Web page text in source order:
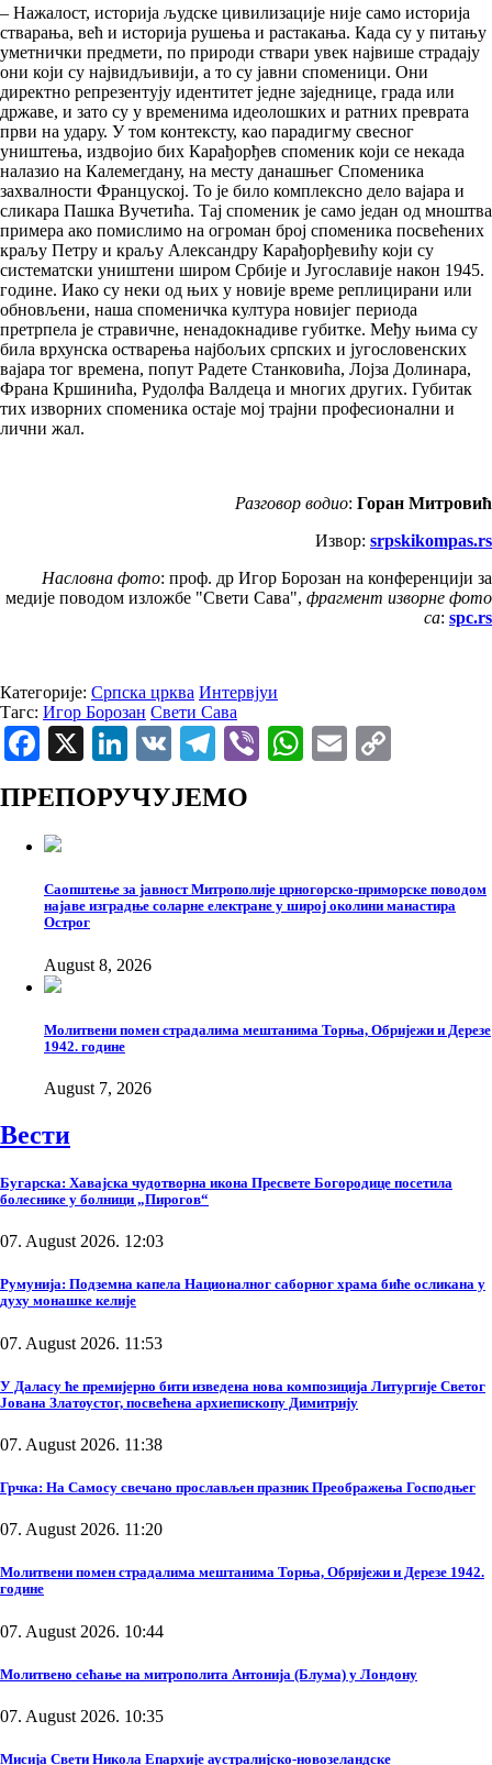
– Нажалост, историја људске цивилизације није само историја
стварања, већ и историја рушења и растакања. Када су у питању
уметнички предмети, по природи ствари увек највише страдају
они који су највидљивији, а то су јавни споменици. Они
директно репрезентују идентитет једне заједнице, града или
државе, и зато су у временима идеолошких и ратних преврата
први на удару. У том контексту, као парадигму свесног
уништења, издвојио бих Карађорђев споменик који се некада
налазио на Калемегдану, на месту данашњег Споменика
захвалности Француској. То је било комплексно дело вајара и
сликара Пашка Вучетића. Тај споменик је само један од мноштва
примера ако помислимо на огроман број споменика посвећених
краљу Петру и краљу Александру Карађорђевићу који су
систематски уништени широм Србије и Југославије након 1945.
године. Иако су неки од њих у новије време реплицирани или
обновљени, наша споменичка култура новијег периода
претрпела је стравичне, ненадокнадиве губитке. Међу њима су
била врхунска остварења најбољих српских и југословенских
вајара тог времена, попут Радете Станковића, Лојза Долинара,
Франа Кршинића, Рудолфа Валдеца и многих других. Губитак
тих изворних споменика остаје мој трајни професионални и
лични жал.
Разговор водио: Горан Митровић
Извор: srpskikompas.rs
Насловна фото: проф. др Игор Борозан на конференцији за
медије поводом изложбе "Свети Сава", фрагмент изворне фото
са: spc.rs
Категорије: Српска црква Интервјуи
Тагс: Игор Борозан Свети Сава
Facebook
X LinkedIn
VK Telegram
ViberWhatsApp
Email
ПРЕПОРУЧУЈЕМО
Саопштење за јавност Митрополије црногорско-приморске поводом
најаве изградње соларне електране у широј околини манастира
Острог
August 8, 2026
Молитвени помен страдалима мештанима Торња, Обријежи и Дерезе
1942. године
August 7, 2026
Вести
Бугарска: Хавајска чудотворна икона Пресвете Богородице посетила
болеснике у болници „Пирогов“
07. August 2026. 12:03
Румунија: Подземна капела Националног саборног храма биће осликана у
духу монашке келије
07. August 2026. 11:53
У Даласу ће премијерно бити изведена нова композиција Литургије Светог
Јована Златоустог, посвећена архиепископу Димитрију
07. August 2026. 11:38
Грчка: На Самосу свечано прослављен празник Преображења Господњег
07. August 2026. 11:20
Молитвени помен страдалима мештанима Торња, Обријежи и Дерезе 1942.
године
07. August 2026. 10:44
Молитвено сећање на митрополита Антонија (Блума) у Лондону
07. August 2026. 10:35
Мисија Свети Никола Епархије аустралијско-новозеландске